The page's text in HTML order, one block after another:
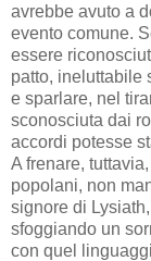
avrebbe avuto a
evento comune.
essere
patto, ineluttabile
e sparlare, nel
sconosciuta dai
accordi potesse
A frenare,
popolani, non
signore di
sfoggiando un
con quel